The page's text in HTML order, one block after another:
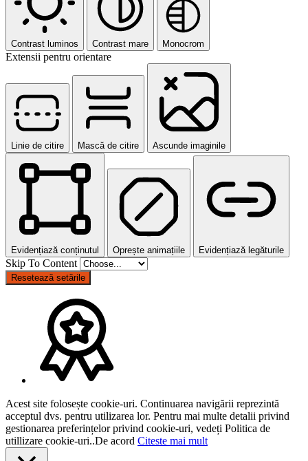
Contrast luminos Contrast mare Monocrom
Extensii pentru orientare
Linie de citire Mască de citire Ascunde imaginile
Evidențiază conținutul Oprește animațiile Evidențiază legăturile
Skip To Content
Resetează setările
Acest site folosește cookie-uri. Continuarea navigării reprezintă
acceptul dvs. pentru utilizarea lor. Pentru mai multe detalii privind
gestionarea preferințelor privind cookie-uri, vedeți Politica de
utillizare cookie-uri..De acord Citeste mai mult